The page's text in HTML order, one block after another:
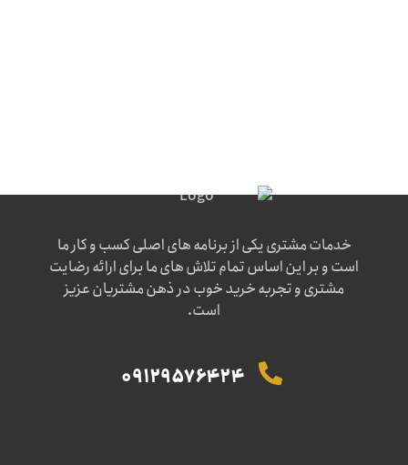
خدمات مشتری یکی از برنامه های اصلی کسب و کار ما
است و بر این اساس تمام تلاش های ما برای ارائه رضایت
مشتری و تجربه خرید خوب در ذهن مشتریان عزیز
است.
09129576424